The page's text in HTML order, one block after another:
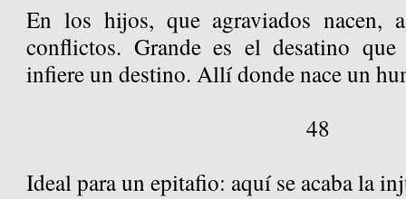
En los hijos, que agraviados nacen,
conflictos. Grande es el desatino
infiere un destino. Allí donde nace un
48
Ideal para un epitafio: aquí se acaba la